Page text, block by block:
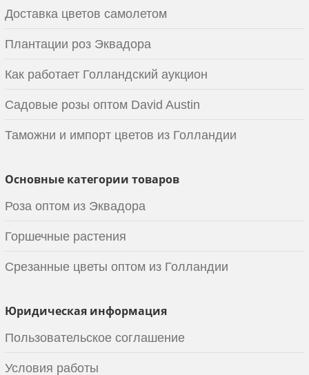
Доставка цветов самолетом
Плантации роз Эквадора
Как работает Голландский аукцион
Садовые розы оптом David Austin
Таможни и импорт цветов из Голландии
Основные категории товаров
Роза оптом из Эквадора
Горшечные растения
Срезанные цветы оптом из Голландии
Юридическая информация
Пользовательское соглашение
Условия работы